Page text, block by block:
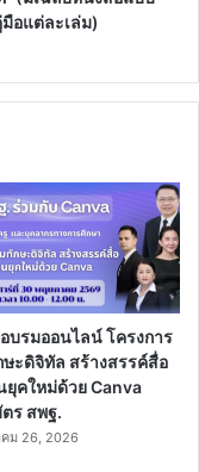
อแต่ละเล่ม)
บรมออนไลน์ โครงการ
ษะดิจิทัล สร้างสรรค์สื่อ
ยุคใหม่ด้วย Canva
ร สพฐ.
ม 26, 2026